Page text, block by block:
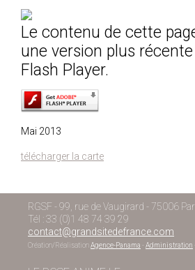
Le contenu de cette
une version plus
Flash Player.
Mai 2013
télécharger la carte
RGSF - 99, rue de Vaugirard - 75006
Tél : 33 (0)1 48 74 39 29
contact@grandsitedefrance.com
Création/RéalisationAgence-Panama - Administration